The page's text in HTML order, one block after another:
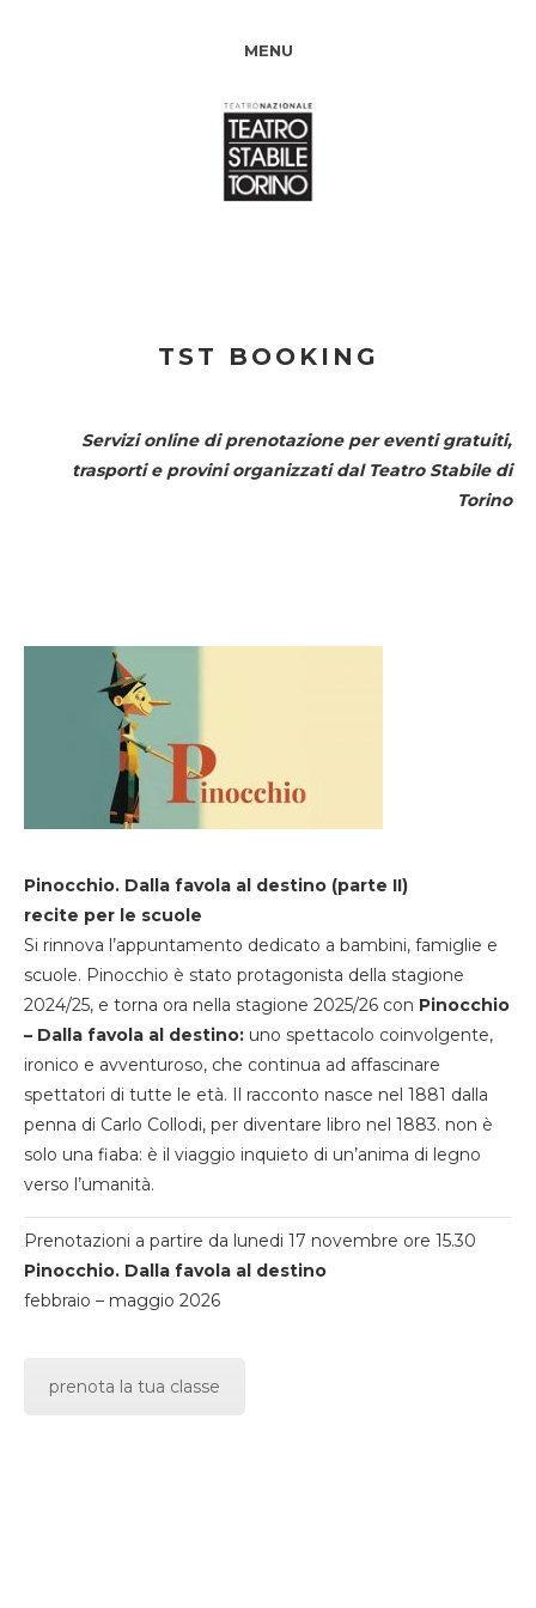
MENU
TST BOOKING
Servizi online di prenotazione per eventi gratuiti,
trasporti e provini organizzati dal Teatro Stabile di
Torino
Pinocchio. Dalla favola al destino (parte II)
recite per le scuole
Si rinnova l’appuntamento dedicato a bambini, famiglie e
scuole. Pinocchio è stato protagonista della stagione
2024/25, e torna ora nella stagione 2025/26 con Pinocchio
– Dalla favola al destino: uno spettacolo coinvolgente,
ironico e avventuroso, che continua ad affascinare
spettatori di tutte le età. Il racconto nasce nel 1881 dalla
penna di Carlo Collodi, per diventare libro nel 1883. non è
solo una fiaba: è il viaggio inquieto di un’anima di legno
verso l’umanità.
Prenotazioni a partire da lunedi 17 novembre ore 15.30
Pinocchio. Dalla favola al destino
febbraio – maggio 2026
prenota la tua classe